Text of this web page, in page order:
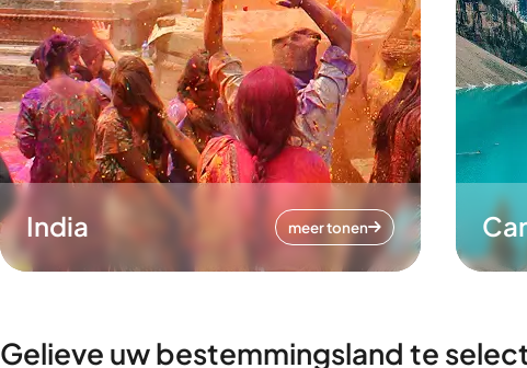
India meer tonen
Gelieve uw bestemmingsland te